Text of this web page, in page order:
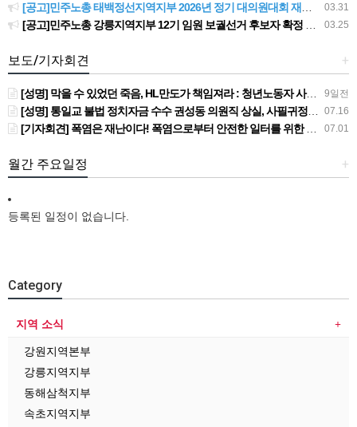
03.31
[공고]민주노총 태백정선지역지부 2026년 정기 대의원대회 재소집 건
03.25
[공고]민주노총 강릉지역지부 12기 임원 보궐선거 후보자 확정 공고
+
보도/기자회견
9일전
[성명] 막을 수 있었던 죽음, HL만도가 책임져라 : 청년노동자 사망사고의 철저한 진상규명과 재발방지 대책 마련하라
07.16
[성명] 통일교 불법 정치자금 수수 권성동 의원직 상실, 사필귀정이다
07.01
[기자회견] 폭염은 재난이다! 폭염으로부터 안전한 일터를 위한 민주노총 강원지역본부 폭염감시단 선포 기자회견
+
월간 주요일정
등록된 일정이 없습니다.
Category
지역 소식
강원지역본부
강릉지역지부
동해삼척지부
속초지역지부